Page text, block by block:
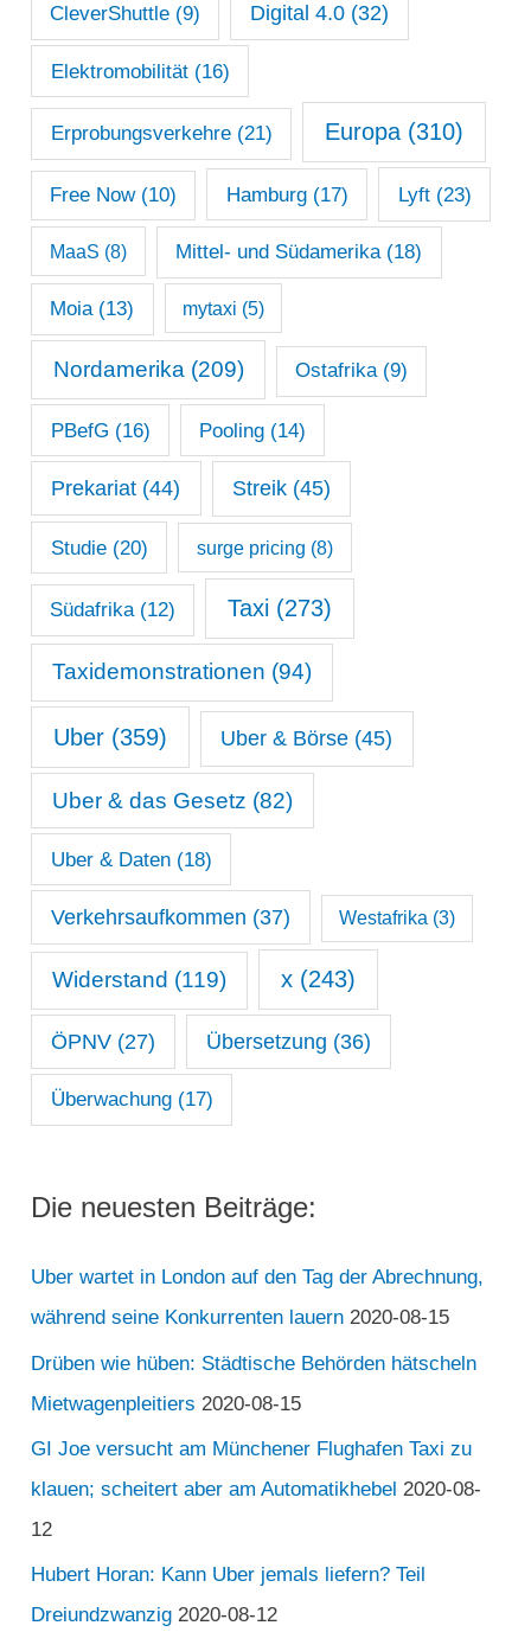
CleverShuttle (9) Digital 4.0(32)
Elektromobilität(16)
Erprobungsverkehre(21) Europa (310)
Free Now(10) Hamburg(17) Lyft(23)
MaaS (8) Mittel- und Südamerika(18)
Moia(13) mytaxi (5)
Nordamerika (209) Ostafrika(9)
PBefG (16) Pooling (14)
Prekariat (44) Streik(45)
Studie(20) surge pricing (8)
Südafrika(12) Taxi (273)
Taxidemonstrationen (94)
Uber (359) Uber & Börse (45)
Uber & das Gesetz (82)
Uber & Daten(18)
Verkehrsaufkommen (37) Westafrika (3)
Widerstand (119) x(243)
ÖPNV(27) Übersetzung (36)
Überwachung(17)
Die neuesten Beiträge:
Uber wartet in London auf den Tag der Abrechnung,
während seine Konkurrenten lauern 2020-08-15
Drüben wie hüben: Städtische Behörden hätscheln
Mietwagenpleitiers 2020-08-15
GI Joe versucht am Münchener Flughafen Taxi zu
klauen; scheitert aber am Automatikhebel 2020-08-
12
Hubert Horan: Kann Uber jemals liefern? Teil
Dreiundzwanzig 2020-08-12